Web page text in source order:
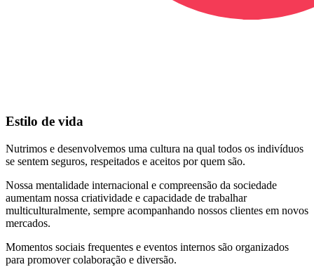
Estilo de vida
Nutrimos e desenvolvemos uma cultura na qual todos os indivíduos
se sentem seguros, respeitados e aceitos por quem são.
Nossa mentalidade internacional e compreensão da sociedade
aumentam nossa criatividade e capacidade de trabalhar
multiculturalmente, sempre acompanhando nossos clientes em novos
mercados.
Momentos sociais frequentes e eventos internos são organizados
para promover colaboração e diversão.